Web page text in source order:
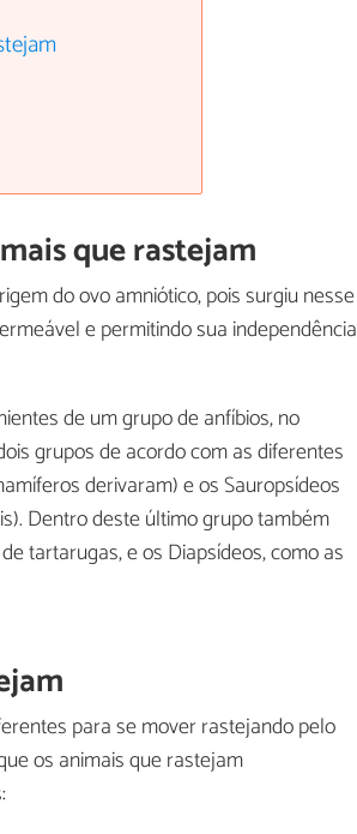
que rastejam
do ovo amniótico, pois surgiu nesse
e permitindo sua independência
de um grupo de anfíbios, no
grupos de acordo com as diferentes
derivaram) e os Sauropsídeos
Dentro deste último grupo também
tartarugas, e os Diapsídeos, como as
para se mover rastejando pelo
os animais que rastejam